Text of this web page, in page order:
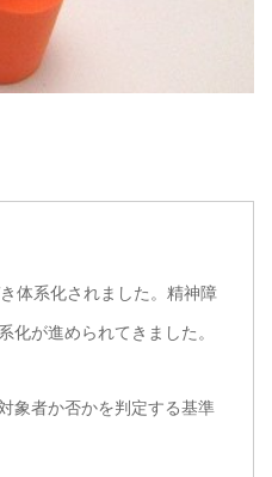
体系化されました。精神障
が進められてきました。
象者か否かを判定する基準